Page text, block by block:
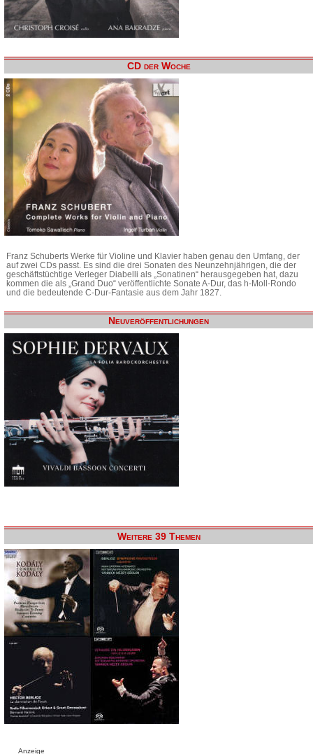
CD der Woche
Franz Schuberts Werke für Violine und Klavier haben genau den Umfang, der
auf zwei CDs passt. Es sind die drei Sonaten des Neunzehnjährigen, die der
geschäftstüchtige Verleger Diabelli als „Sonatinen“ herausgegeben hat, dazu
kommen die als „Grand Duo“ veröffentlichte Sonate A-Dur, das h-Moll-Rondo
und die bedeutende C-Dur-Fantasie aus dem Jahr 1827.
Neuveröffentlichungen
Weitere 39 Themen
Anzeige